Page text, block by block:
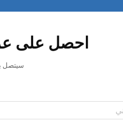
احصل على
سيتصل